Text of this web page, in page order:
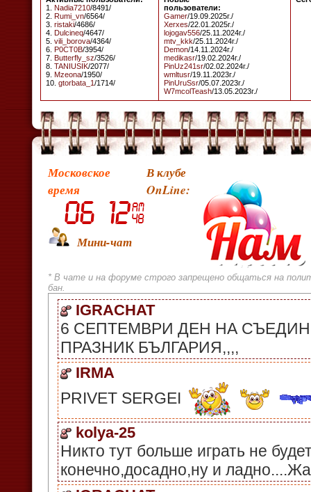
1. Nadia7210/8491/
2. Rumi_vn/6564/
3. ristaki/4686/
4. Dulcineq/4647/
5. vili_borova/4364/
6. P0CT0B/3954/
7. Butterfly_sz/3526/
8. TANIUSIK/2077/
9. Mzeona/1950/
10. gtorbata_1/1714/
пользователи:
Gamer/19.09.2025г./
Xerxes/22.01.2025г./
lojogav556/25.11.2024г./
mtv_kkk/25.11.2024г./
Demon/14.11.2024г./
medikasr/19.02.2024г./
PinUz241sr/02.02.2024г./
wmltusr/19.11.2023г./
PinUruSsr/05.07.2023г./
W7mcolTeash/13.05.2023г./
Московское
время
Мини-чат
В клубе
OnLine:
* В чате и на форуме строго запрещено общаться на
бан.